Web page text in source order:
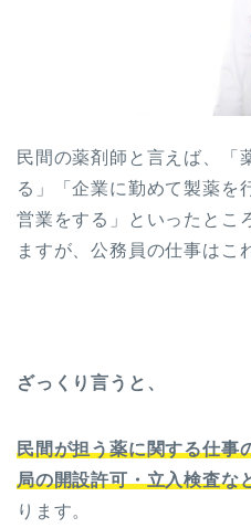
民間の薬剤師と言えば、「
る」「企業に勤めて製薬を
営業をする」といったとこ
ますが、公務員の仕事はこ
ざっくり言うと、
民間が担う薬に関する仕事
局の開設許可・立入検査な
ります。